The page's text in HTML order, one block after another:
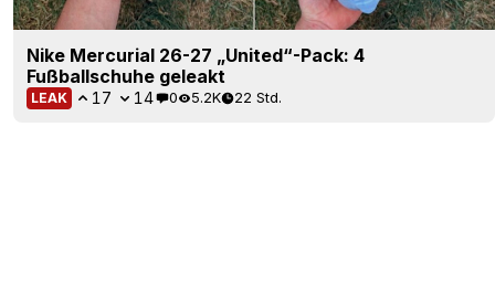
Nike Mercurial 26-27 „United“-Pack: 4
Fußballschuhe geleakt
LEAK 17 14 0 5.2K 22 Std.